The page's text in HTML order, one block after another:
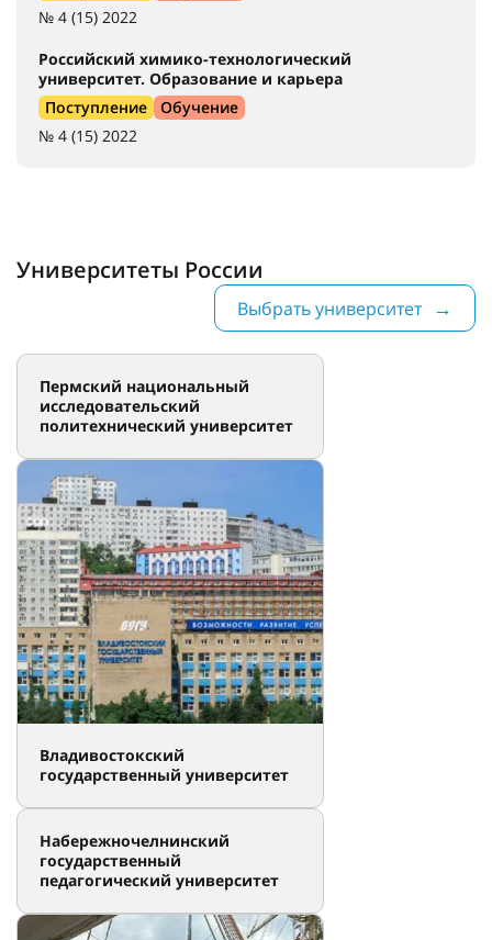
№ 4 (15) 2022
Российский химико-технологический
университет. Образование и карьера
Поступление
Обучение
№ 4 (15) 2022
Университеты России
Выбрать университет
Пермский национальный
исследовательский
политехнический университет
Владивостокский
государственный университет
Набережночелнинский
государственный
педагогический университет